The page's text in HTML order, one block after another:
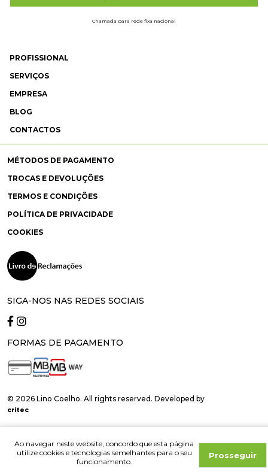
Ao navegar neste website, concordo que esta página
utilize cookies e tecnologias semelhantes para o seu
funcionamento.
Prosseguir
PROFISSIONAL
SERVIÇOS
EMPRESA
BLOG
CONTACTOS
MÉTODOS DE PAGAMENTO
TROCAS E DEVOLUÇÕES
TERMOS E CONDIÇÕES
POLÍTICA DE PRIVACIDADE
COOKIES
SIGA-NOS NAS REDES SOCIAIS
FORMAS DE PAGAMENTO
Chamada para rede fixa nacional
© 2026 Lino Coelho. All rights reserved. Developed by
critec